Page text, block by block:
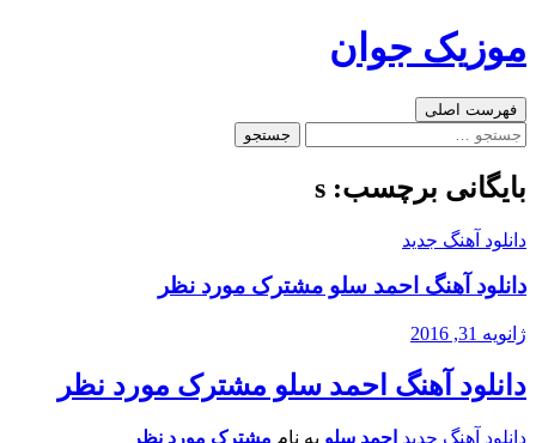
به
موزیک جوان
جست‌وجو
فهرست اصلی
جستجو
بایگانی برچسب: s
دانلود آهنگ جدید
دانلود آهنگ احمد سلو مشترک مورد نظر
ژانویه 31, 2016
دانلود آهنگ احمد سلو مشترک مورد نظر
دانلود آهنگ جدید احمد سلو به نام مشترک مورد نظر